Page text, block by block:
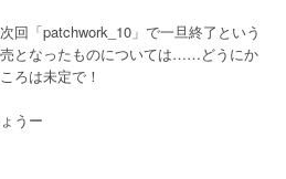
回「patchwork_10」で一旦終了という
となったものについては……どうにか
ろは未定で！
うー